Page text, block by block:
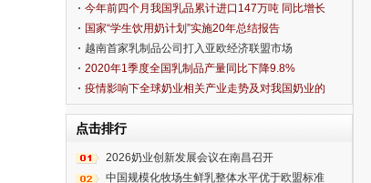
今年前四个月我国乳品累计进口147万吨 同比增长
31.4%
国家“学生饮用奶计划”实施20年总结报告
越南首家乳制品公司打入亚欧经济联盟市场
2020年1季度全国乳制品产量同比下降9.8%
疫情影响下全球奶业相关产业走势及对我国奶业的
影响
点击排行
2026奶业创新发展会议在南昌召开
中国规模化牧场生鲜乳整体水平优于欧盟标准